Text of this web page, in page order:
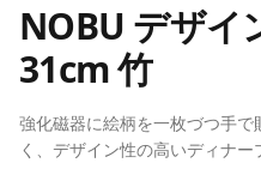
NOBU デザ
31cm 竹
強化磁器に絵柄を一枚づつ手
く、デザイン性の高いディナー